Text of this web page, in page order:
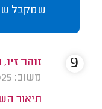
שמקבל
זוהר
משוב: 31/07/2025
תיאור
9